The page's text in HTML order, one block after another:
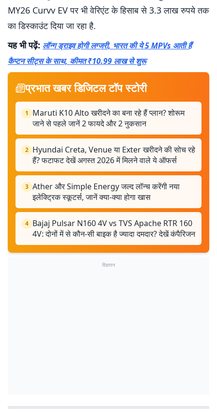
MY26 Curvv EV पर भी वेरिएंट के हिसाब से 3.3 लाख रुपये तक
का डिस्काउंट दिया जा रहा है.
यह भी पढ़ें: लॉन्ग ड्राइव होगी लग्जरी, भारत की ये 5 MPVs आती हैं
कैप्टन सीट्स के साथ, कीमत ₹10.99 लाख से शुरू
प्रभात खबर डिजिटल टॉप स्टोरी
1
Maruti K10 Alto खरीदने का बना रहे हैं प्लान? शोरूम
जाने से पहले जानें 2 फायदे और 2 नुकसान
2 Hyundai Creta, Venue या Exter खरीदने की सोच रहे
हैं? फटाफट देखें अगस्त 2026 में मिलने वाले ये ऑफर्स
3 Ather और Simple Energy जल्द लॉन्च करेंगी नया
इलेक्ट्रिक स्कूटर्स, जानें क्या-क्या होगा खास
4 Bajaj Pulsar N160 4V vs TVS Apache RTR 160
4V: दोनों में से कौन-सी बाइक है ज्यादा दमदार? देखें कंपैरिजन
विज्ञापन